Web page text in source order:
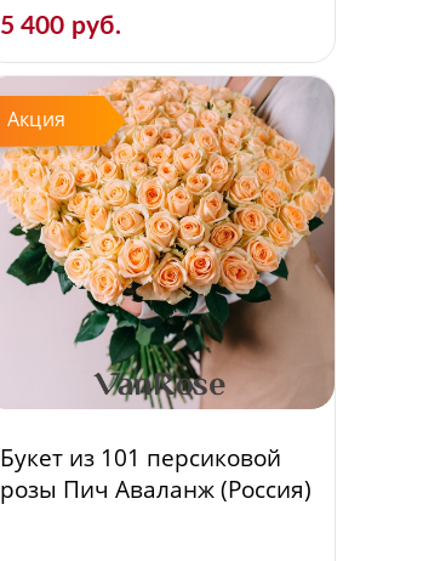
5 400 руб.
Акция
Букет из 101 персиковой
розы Пич Аваланж (Россия)